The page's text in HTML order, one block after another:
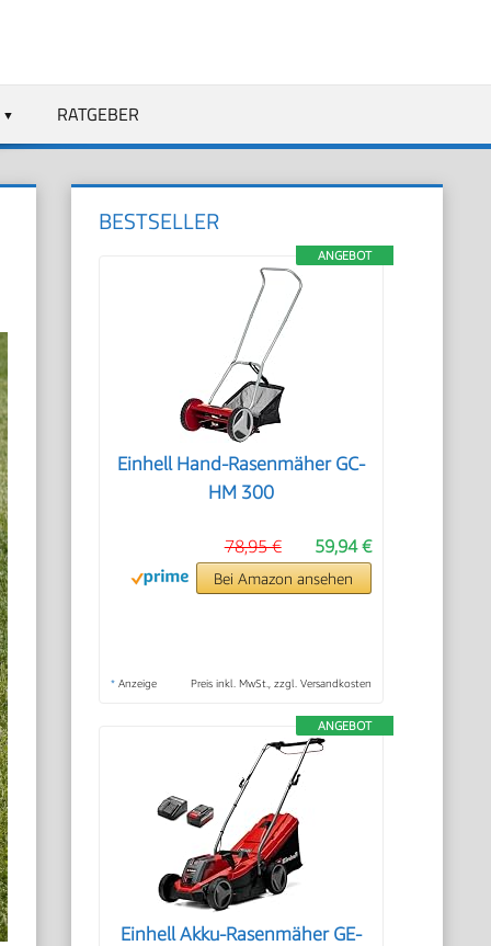
RATGEBER
BESTSELLER
ANGEBOT
Einhell Hand-Rasenmäher GC-
HM 300
59,94 €
78,95 €
Bei Amazon ansehen
* Anzeige Preis inkl. MwSt., zzgl. Versandkosten
ANGEBOT
Einhell Akku-Rasenmäher GE-